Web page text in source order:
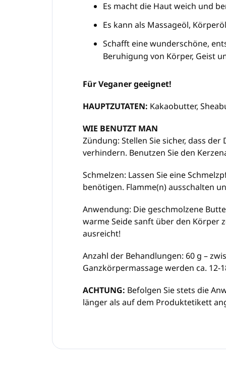
Es macht die Haut weich und
Es kann als Massageöl,
Schafft eine wunderschöne,
Beruhigung von Körper, Geist
Für Veganer geeignet!
HAUPTZUTATEN: Kakaobutter,
WIE BENUTZT MAN
Zündung: Stellen Sie sicher, dass
verhindern. Benutzen Sie den
Schmelzen: Lassen Sie eine
benötigen. Flamme(n) ausschalten
Anwendung: Die geschmolzene
warme Seide sanft über den Körper
ausreicht!
Anzahl der Behandlungen: 60 g –
Ganzkörpermassage werden ca.
ACHTUNG: Befolgen Sie stets die
länger als auf dem Produktetikett